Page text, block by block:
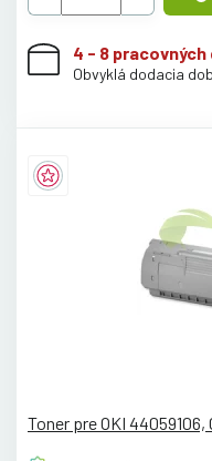
4 - 8 pracovných
Obvyklá dodacia
Toner pre OKI